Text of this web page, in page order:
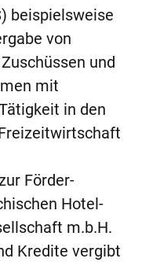
beispielsweise
von
und
mit
in den
Förder-
Hotel-
m.b.H.
Kredite vergibt